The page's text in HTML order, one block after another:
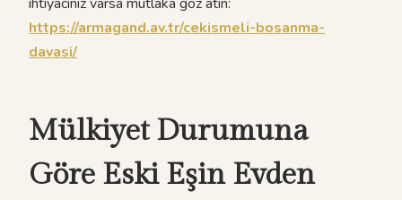
https://armagand.av.tr/cekismeli-bosanma-
davasi/
Mülkiyet Durumuna
Göre Eski Eşin Evden